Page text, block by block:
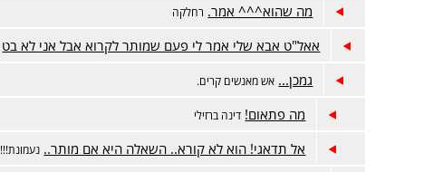
מה שהוא^^^ אמר. רחלקה
אאל"ט אבא שלי אמר לי פעם שמותר לקרוא אבל אני לא בט
גמכן... אש מאנשים קרים.
מה פתאום! דינה ברזילי
אל תדאגי! הוא לא קורא.. השאלה היא אם מותר.. נעמונת!!!